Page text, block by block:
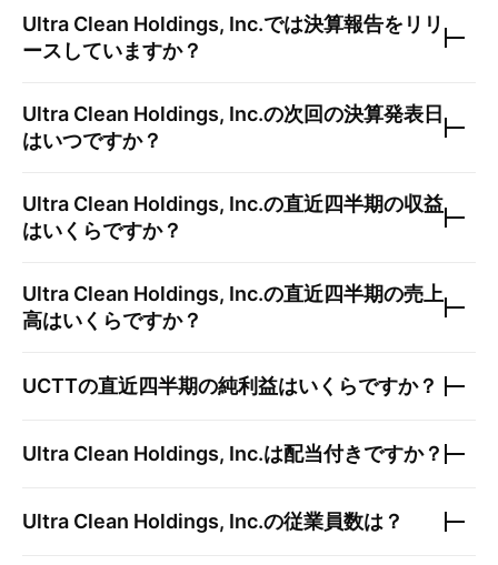
Ultra Clean Holdings, Inc.では決算報告をリリ
ースしていますか？
Ultra Clean Holdings, Inc.の次回の決算発表日
はいつですか？
Ultra Clean Holdings, Inc.の直近四半期の収益
はいくらですか？
Ultra Clean Holdings, Inc.の直近四半期の売上
高はいくらですか？
UCTTの直近四半期の純利益はいくらですか？
Ultra Clean Holdings, Inc.は配当付きですか？
Ultra Clean Holdings, Inc.の従業員数は？